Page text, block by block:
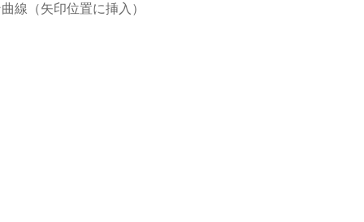
線（矢印位置に挿入）